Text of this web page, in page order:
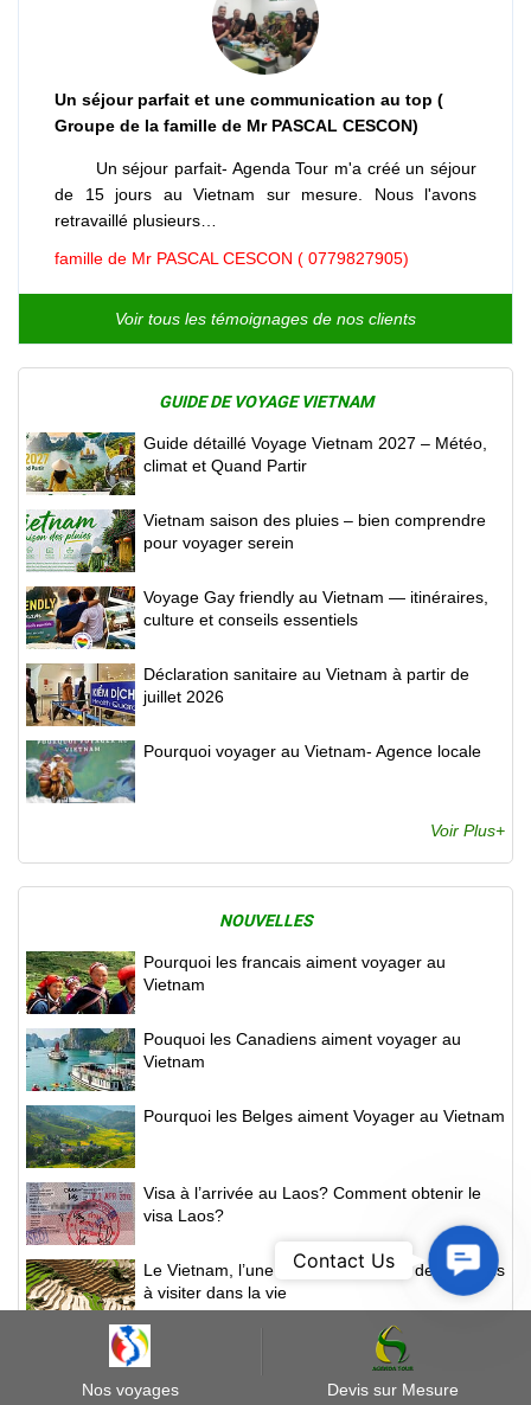
Un séjour parfait et une communication au top (
Groupe de la famille de Mr PASCAL CESCON)
Un séjour parfait- Agenda Tour m'a créé un séjour
de 15 jours au Vietnam sur mesure. Nous l'avons
retravaillé plusieurs…
famille de Mr PASCAL CESCON ( 0779827905)
Voir tous les témoignages de nos clients
GUIDE DE VOYAGE VIETNAM
Guide détaillé Voyage Vietnam 2027 – Météo,
climat et Quand Partir
Vietnam saison des pluies – bien comprendre
pour voyager serein
Voyage Gay friendly au Vietnam — itinéraires,
culture et conseils essentiels
Déclaration sanitaire au Vietnam à partir de
juillet 2026
Pourquoi voyager au Vietnam- Agence locale
Voir Plus+
NOUVELLES
Pourquoi les francais aiment voyager au
Vietnam
Pouquoi les Canadiens aiment voyager au
Vietnam
Pourquoi les Belges aiment Voyager au Vietnam
Visa à l’arrivée au Laos? Comment obtenir le
visa Laos?
Le Vietnam, l’une des 20 premières destinations
à visiter dans la vie
Nos voyages Devis sur Mesure
Contact
Contact Us